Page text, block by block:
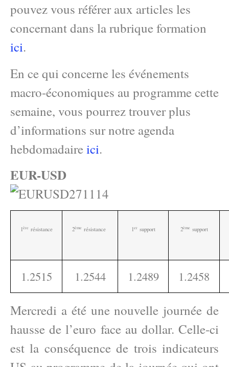
pouvez vous référer aux articles les
concernant dans la rubrique formation
ici.
En ce qui concerne les événements
macro-économiques au programme cette
semaine, vous pourrez trouver plus
d’informations sur notre agenda
hebdomadaireici.
EUR-USD
1ère résistance 2ème résistance 1ersupport 2ème support
1.2515 1.2544 1.2489 1.2458
Mercredi a été une nouvelle journée de
hausse de l’euro face au dollar. Celle-ci
est la conséquence de trois indicateurs